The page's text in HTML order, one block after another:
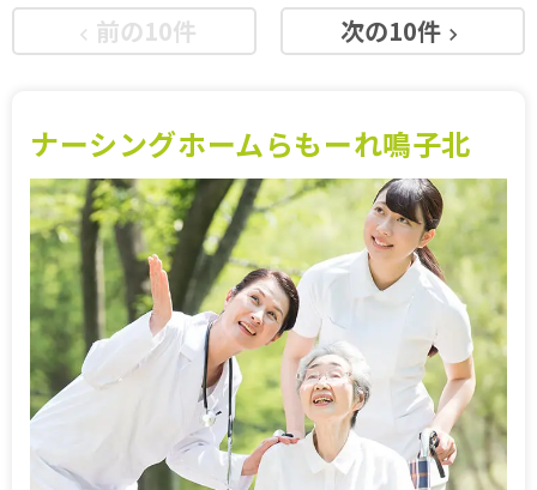
keyboard_arrow_left 前の10件
次の10件 keyboard_arrow_right
ナーシングホームらもーれ鳴子北